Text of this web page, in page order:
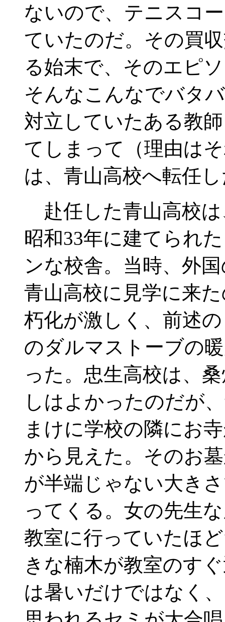
ないので、テニスコ
ていたのだ。その買
る始末で、そのエピ
そんなこんなでバタ
対立していたある教
てしまって（理由は
は、青山高校へ転任
赴任した青山高校は
昭和33年に建てられ
ンな校舎。当時、外
青山高校に見学に来
朽化が激しく、前述
のダルマストーブの
った。忠生高校は、
しはよかったのだが
まけに学校の隣にお
から見えた。そのお
が半端じゃない大き
ってくる。女の先生
教室に行っていたほ
きな楠木が教室のす
は暑いだけではなく